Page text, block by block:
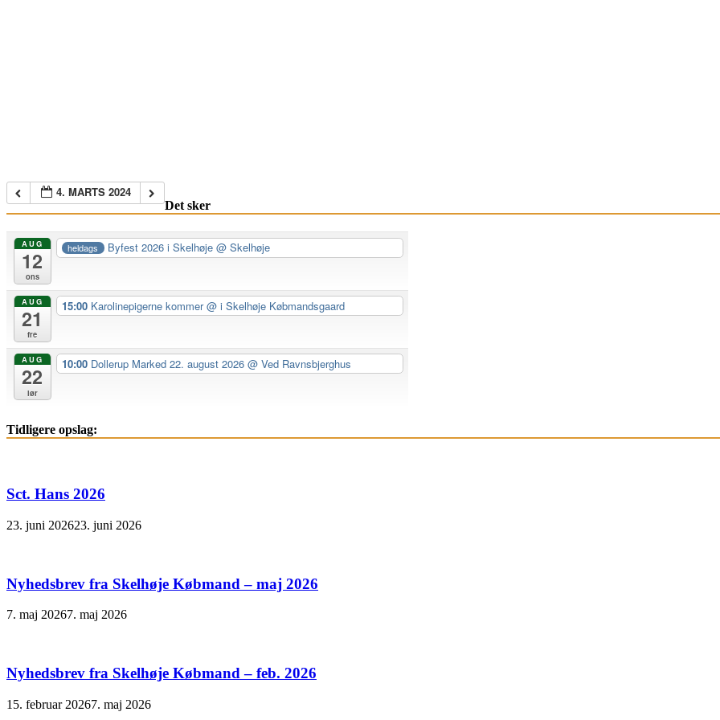
4. MARTS 2024
Det sker
AUG
12
ons
heldags Byfest 2026 i Skelhøje@ Skelhøje
AUG
21
fre
15:00 Karolinepigerne kommer@ i Skelhøje Købmandsgaard
AUG
22
lør
10:00 Dollerup Marked 22. august 2026 @ Ved Ravnsbjerghus
Tidligere opslag:
Sct. Hans 2026
23. juni 202623. juni 2026
Nyhedsbrev fra Skelhøje Købmand – maj 2026
7. maj 20267. maj 2026
Nyhedsbrev fra Skelhøje Købmand – feb. 2026
15. februar 20267. maj 2026